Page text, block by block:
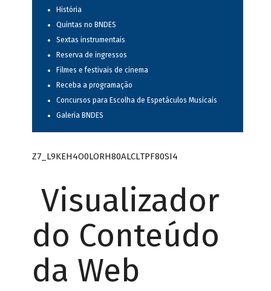
História
Quintas no BNDES
Sextas instrumentais
Reserva de ingressos
Filmes e festivais de cinema
Receba a programação
Concursos para Escolha de Espetáculos Musicais
Galeria BNDES
Z7_L9KEH4O0LORH80ALCLTPF80SI4
Visualizador
do Conteúdo
da Web